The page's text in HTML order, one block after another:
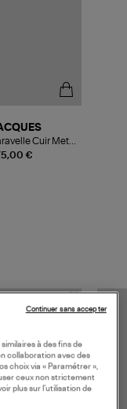
€
Cuir Metyl
à des fins de
collaboration avec des
choix via « Paramétrer »,
ceux non strictement
plus sur l’utilisation de
Continuer sans accepter